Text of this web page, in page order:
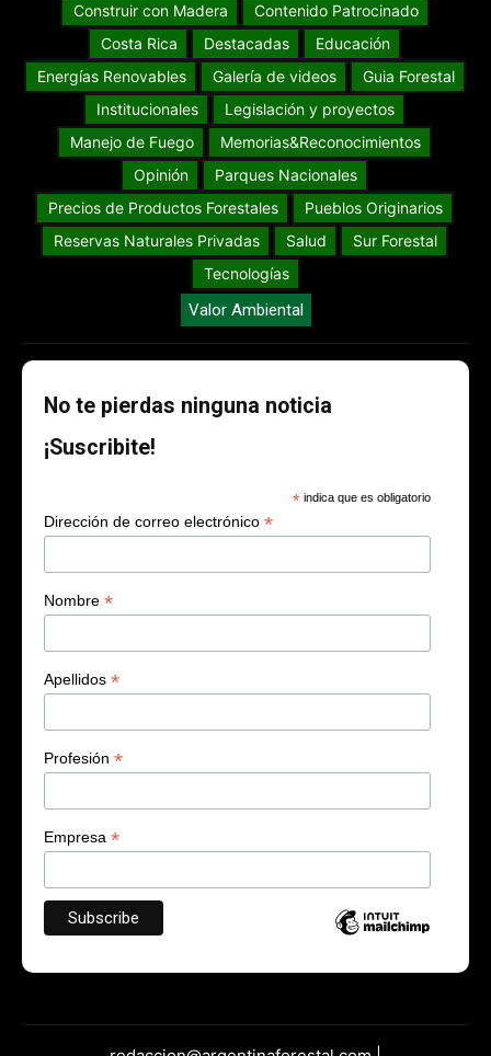
Construir con Madera
Contenido Patrocinado
Costa Rica
Destacadas
Educación
Energías Renovables
Galería de videos
Guia Forestal
Institucionales
Legislación y proyectos
Manejo de Fuego
Memorias&Reconocimientos
Opinión
Parques Nacionales
Precios de Productos Forestales
Pueblos Originarios
Reservas Naturales Privadas
Salud
Sur Forestal
Tecnologías
Valor Ambiental
No te pierdas ninguna noticia
¡Suscribite!
* indica que es obligatorio
Dirección de correo electrónico *
Nombre *
Apellidos *
Profesión *
Empresa *